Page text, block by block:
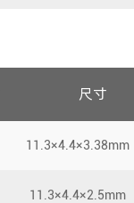
尺寸
11.3×4.4×3.38mm
11.3×4.4×2.5mm